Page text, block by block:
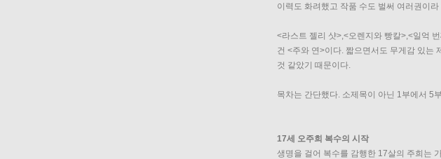
이력도 화려했고 작품 수도 벌써 여러권이
<라스트 젤리 샷>,<오렌지와 빵칼>,<일억
건 <주와 연>이다. 짧으면서도 무게감 있는
것 같았기 때문이다.
목차는 간단했다. 소제목이 아닌 1부에서 5
17세 오주희 복수의 시작
생명을 걸어 복수를 감행한 17살의 주희는